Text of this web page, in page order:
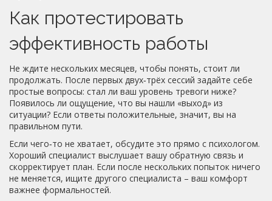
Как протестировать
эффективность работы
Не ждите нескольких месяцев, чтобы понять, стоит ли
продолжать. После первых двух‑трёх сессий задайте себе
простые вопросы: стал ли ваш уровень тревоги ниже?
Появилось ли ощущение, что вы нашли «выход» из
ситуации? Если ответы положительные, значит, вы на
правильном пути.
Если чего‑то не хватает, обсудите это прямо с психологом.
Хороший специалист выслушает вашу обратную связь и
скорректирует план. Если после нескольких попыток ничего
не меняется, ищите другого специалиста – ваш комфорт
важнее формальностей.